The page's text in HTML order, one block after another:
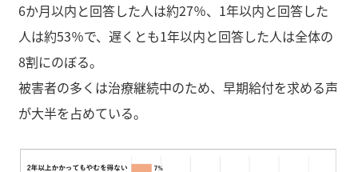
6か月以内と回答した人は約27％、1年以内と回答した
人は約53％で、遅くとも1年以内と回答した人は全体の
8割にのぼる。
被害者の多くは治療継続中のため、早期給付を求める声
が大半を占めている。